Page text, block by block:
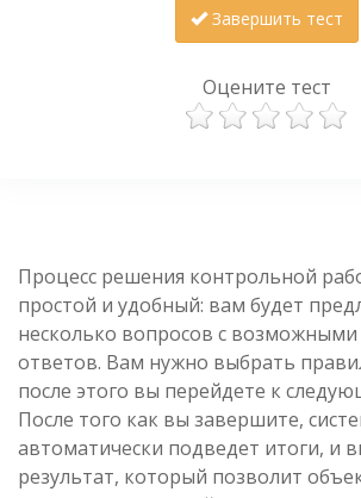
Завершить тест
Оцените тест
Процесс решения контрольной
простой и удобный: вам будет
несколько вопросов с
ответов. Вам нужно выбрать
после этого вы перейдете к
После того как вы завершите,
автоматически подведет итоги, и
результат, который позволит